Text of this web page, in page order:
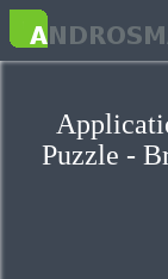
Puzzle -